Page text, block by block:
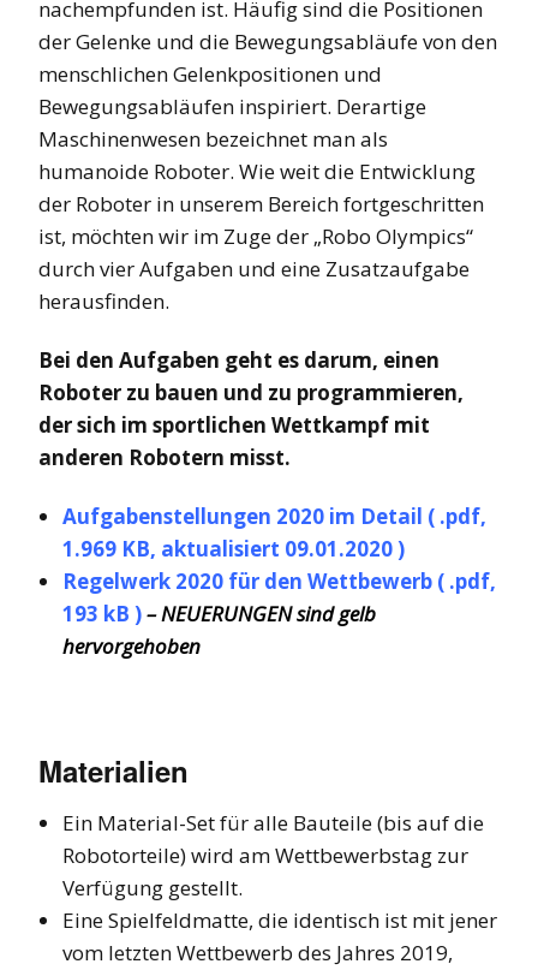
nachempfunden ist. Häufig sind die Positionen
der Gelenke und die Bewegungsabläufevon den
menschlichen Gelenkpositionen und
Bewegungsabläufen inspiriert. Derartige
Maschinenwesen bezeichnet man als
humanoide Roboter. Wie weit die Entwicklung
der Roboter in unserem Bereichfortgeschritten
ist, möchten wir im Zuge der „Robo Olympics“
durch vier Aufgaben und eine Zusatzaufgabe
herausfinden.
Bei den Aufgaben geht es darum, einen
Roboter zu bauen und zu programmieren,
dersich im sportlichen Wettkampf mit
anderen Robotern misst.
Aufgabenstellungen 2020 im Detail ( .pdf,
1.969 KB, aktualisiert 09.01.2020 )
Regelwerk 2020 für den Wettbewerb ( .pdf,
193 kB )– NEUERUNGEN sind gelb
hervorgehoben
Materialien
Ein Material-Set für alle Bauteile (bis auf die
Robotorteile) wird am Wettbewerbstag zur
Verfügung gestellt.
Eine Spielfeldmatte, die identisch ist mit jener
vom letzten Wettbewerb des Jahres 2019,